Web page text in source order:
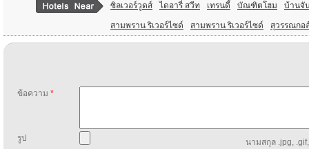
ซิลเวอร์วูดส์ ไดอารี่ สวีท เทรนดี้ บัณฑิตโฮม บ้านจั
สามพราน ริเวอร์ไซด์ สามพราน ริเวอร์ไซด์ สุวรรณก
ข้อความ *
รูป
นามสกุล .jpg,